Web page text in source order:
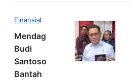
Finansial
Mendag
Budi
Santoso
Bantah